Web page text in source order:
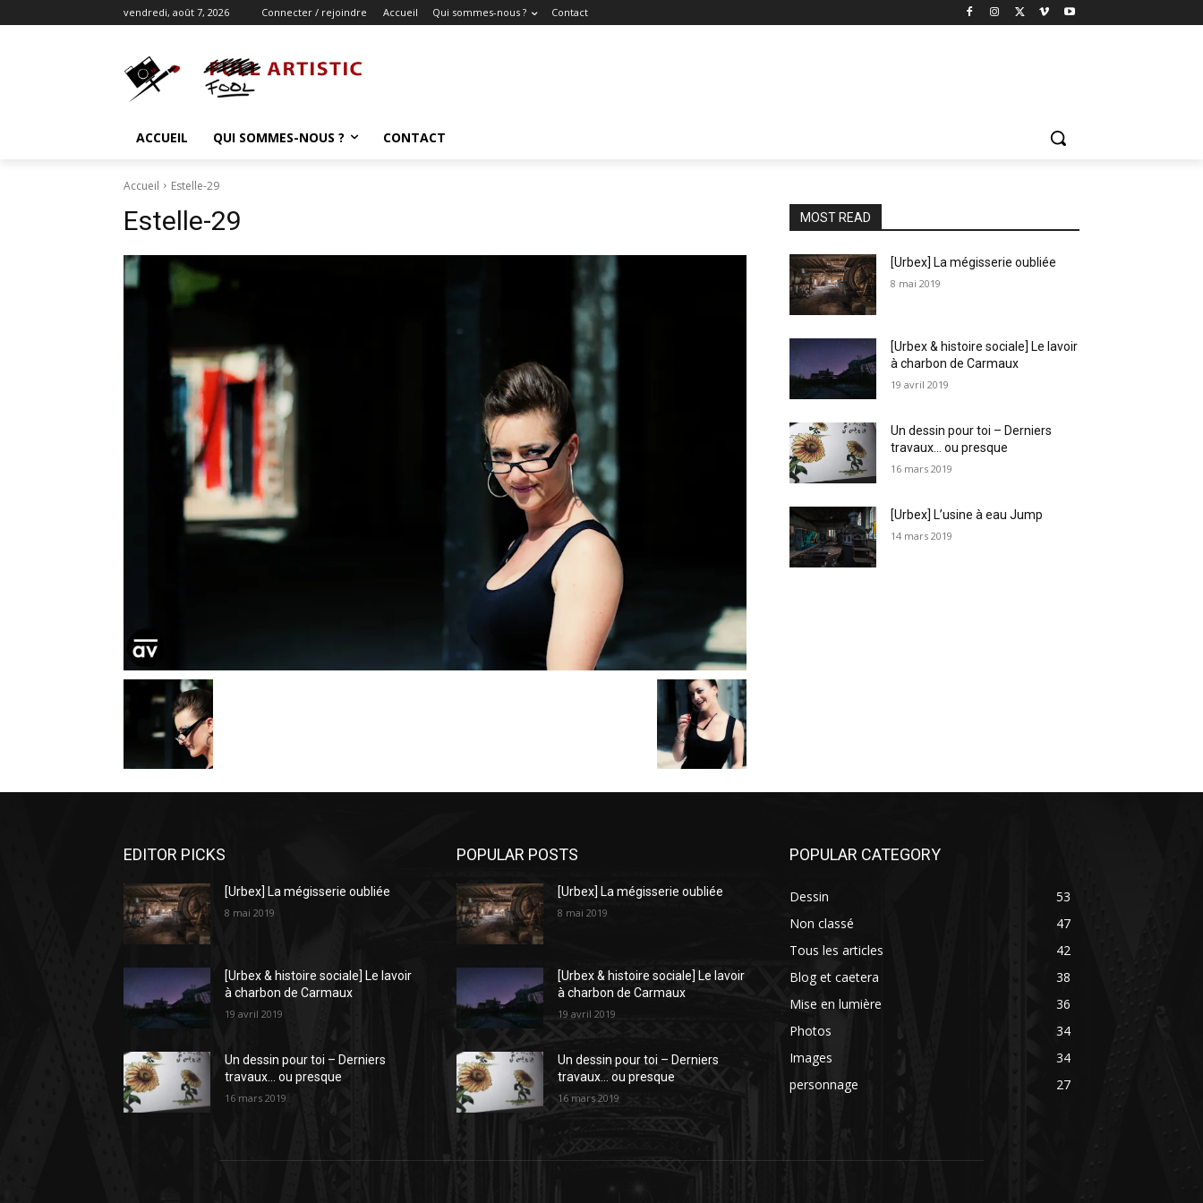
vendredi, août 7, 2026 Connecter / rejoindre Accueil Qui sommes-nous ? Contact
ACCUEIL QUI SOMMES-NOUS ? CONTACT
Accueil Estelle-29
Estelle-29 MOST READ
[Urbex] La mégisserie oubliée
8 mai 2019
[Urbex & histoire sociale] Le lavoir
à charbon de Carmaux
19 avril 2019
Un dessin pour toi – Derniers
travaux… ou presque
16 mars 2019
[Urbex] L’usine à eau Jump
14 mars 2019
EDITOR PICKS
[Urbex] La mégisserie oubliée
8 mai 2019
[Urbex & histoire sociale] Le lavoir
à charbon de Carmaux
19 avril 2019
Un dessin pour toi – Derniers
travaux… ou presque
16 mars 2019
POPULAR POSTS
[Urbex] La mégisserie oubliée
8 mai 2019
[Urbex & histoire sociale] Le lavoir
à charbon de Carmaux
19 avril 2019
Un dessin pour toi – Derniers
travaux… ou presque
16 mars 2019
POPULAR CATEGORY
Dessin
53
Non classé
47
Tous les articles
42
Blog et caetera
38
Mise en lumière
36
Photos
34
Images
34
personnage
27